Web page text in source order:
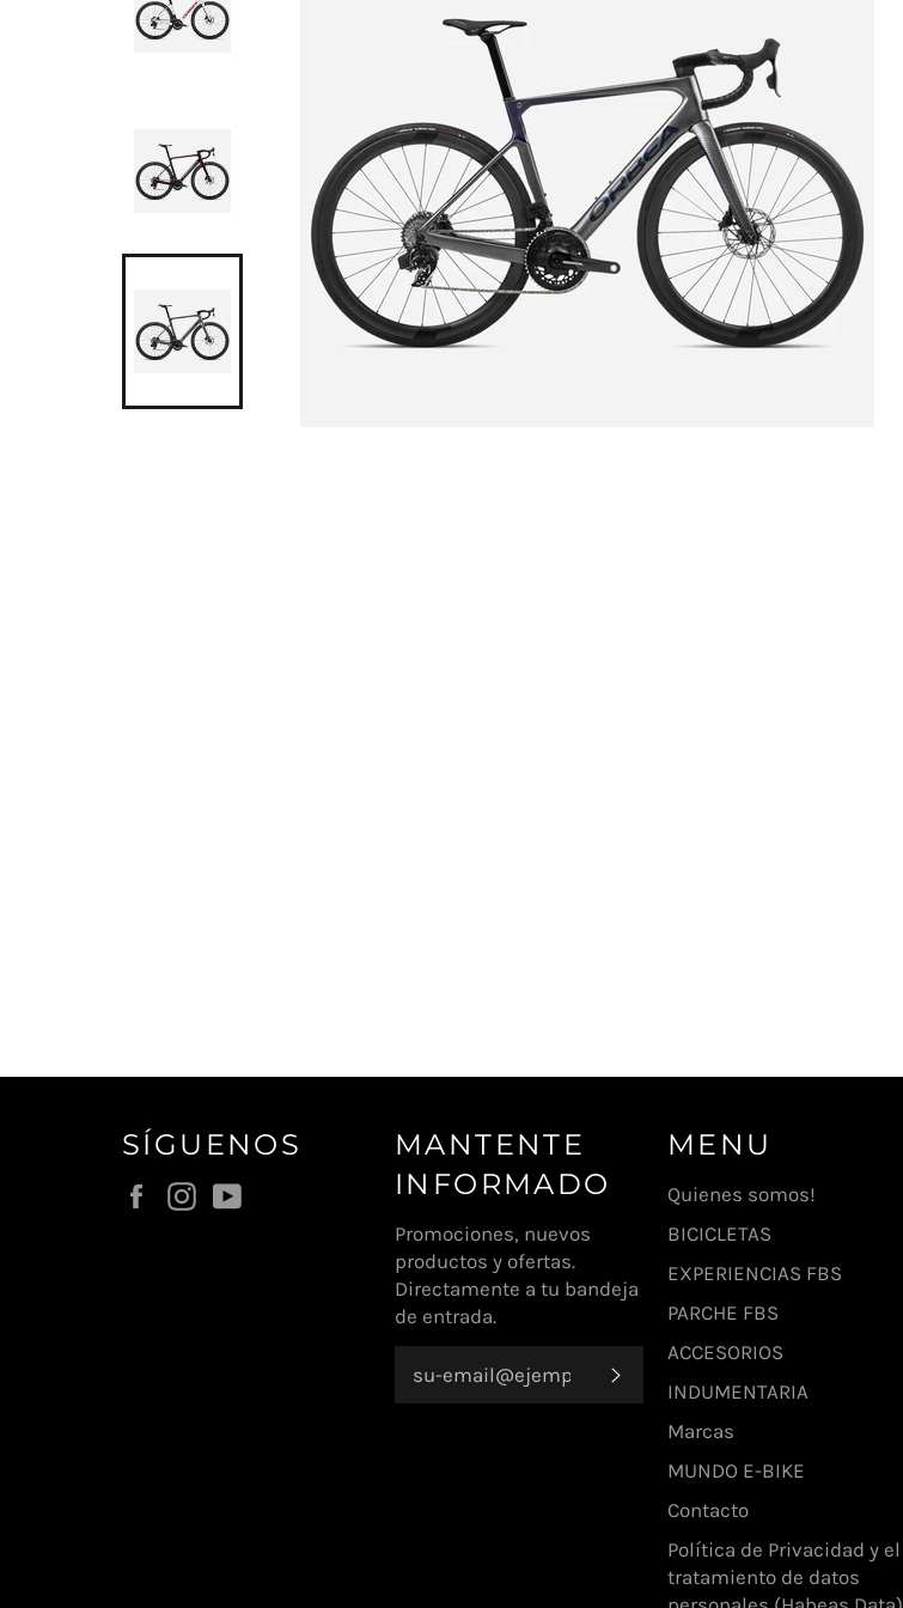
SÍGUENOS
FacebookInstagram
MANTENTE
INFORMADO
Promociones, nuevos
productos y ofertas.
Directamente a tu bandeja
de entrada.
MENU
Quienes somos!
BICICLETAS
EXPERIENCIAS FBS
PARCHE FBS
ACCESORIOS
INDUMENTARIA
Marcas
MUNDO E-BIKE
Contacto
Política de Privacidad y el
tratamiento de datos